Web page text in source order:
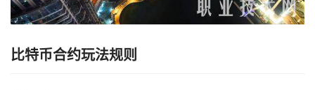
比特币合约玩法规则